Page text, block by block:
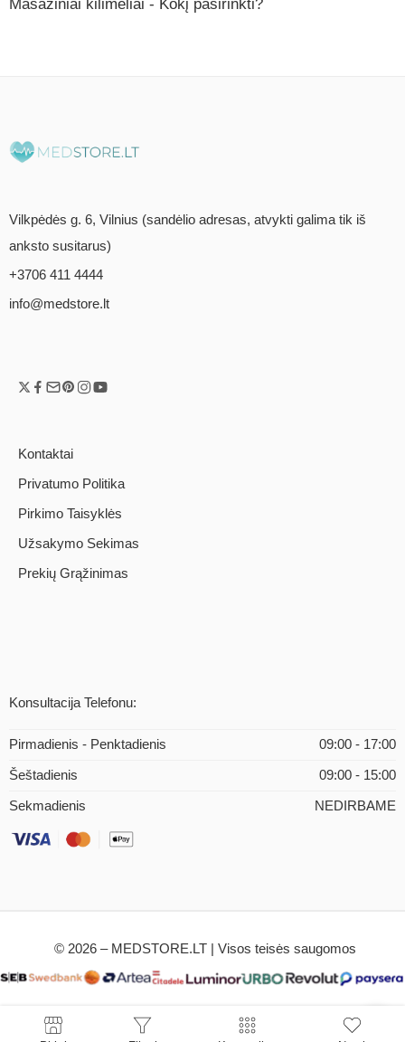
Vilkpėdės g. 6, Vilnius (sandėlio adresas, atvykti galima tik iš
anksto susitarus)
+3706 411 4444
info@medstore.lt
Kontaktai
Privatumo Politika
Pirkimo Taisyklės
Užsakymo Sekimas
Prekių Grąžinimas
Konsultacija Telefonu:
Pirmadienis - Penktadienis 09:00 - 17:00
Šeštadienis 09:00 - 15:00
Sekmadienis NEDIRBAME
© 2026 – MEDSTORE.LT | Visos teisės saugomos